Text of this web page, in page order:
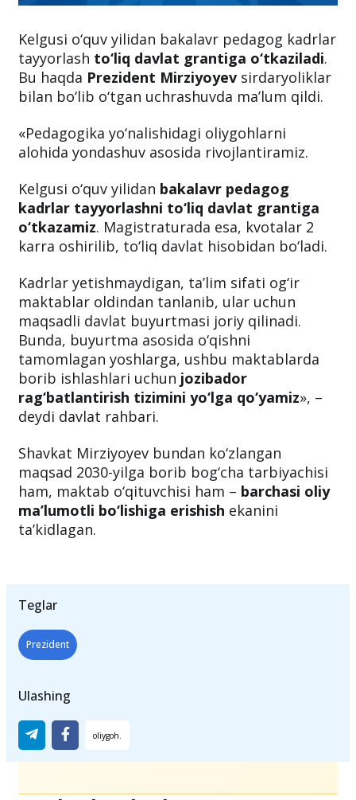
Kelgusi o‘quv yilidan bakalavr pedagog kadrlar
tayyorlash to‘liq davlat grantiga o‘tkaziladi.
Bu haqda Prezident Mirziyoyev sirdaryoliklar
bilan bo‘lib o‘tgan uchrashuvda ma’lum qildi.
«Pedagogika yo‘nalishidagi oliygohlarni
alohida yondashuv asosida rivojlantiramiz.
Kelgusi o‘quv yilidan bakalavr pedagog
kadrlar tayyorlashni to‘liq davlat grantiga
o‘tkazamiz. Magistraturada esa, kvotalar 2
karra oshirilib, to‘liq davlat hisobidan bo‘ladi.
Kadrlar yetishmaydigan, ta’lim sifati og‘ir
maktablar oldindan tanlanib, ular uchun
maqsadli davlat buyurtmasi joriy qilinadi.
Bunda, buyurtma asosida o‘qishni
tamomlagan yoshlarga, ushbu maktablarda
borib ishlashlari uchun jozibador
rag‘batlantirish tizimini yo‘lga qo‘yamiz», –
deydi davlat rahbari.
Shavkat Mirziyoyev bundan ko‘zlangan
maqsad 2030-yilga borib bog‘cha tarbiyachisi
ham, maktab o‘qituvchisi ham – barchasi oliy
ma’lumotli bo‘lishiga erishish ekanini
ta’kidlagan.
Teglar
Prezident
Ulashing